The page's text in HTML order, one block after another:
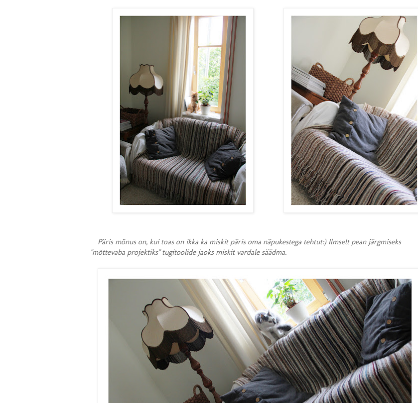
Päris mõnus on, kui toas on ikka ka miskit päris oma näpukestega tehtut:) Ilmselt pean järgmiseks
"mõttevaba projektiks" tugitoolide jaoks miskit vardale säädma.